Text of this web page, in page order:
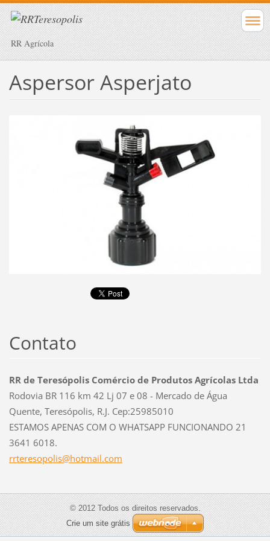
RR Agrícola
Aspersor Asperjato
Contato
RR de Teresópolis Comércio de Produtos Agrícolas Ltda
Rodovia BR 116 km 42 Lj 07 e 08 - Mercado de Água
Quente, Teresópolis, R.J. Cep:25985010
ESTAMOS APENAS COM O WHATSAPP FUNCIONANDO 21
3641 6018.
rrteresopolis@hotmail.com
© 2012 Todos os direitos reservados.
Crie um site grátis